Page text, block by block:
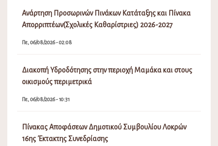
Ανάρτηση Προσωρινών Πινάκων Κατάταξης και Πίνακα
Απορριπτέων(Σχολικές Καθαρίστριες) 2026-2027
Πε, 06/08/2026 - 02:08
Διακοπή Υδροδότησης στην περιοχή Μαμάκα και στους
οικισμούς περιμετρικά
Πε, 06/08/2026 - 10:31
Πίνακας Αποφάσεων Δημοτικού Συμβουλίου Λοκρών
16ης Έκτακτης Συνεδρίασης